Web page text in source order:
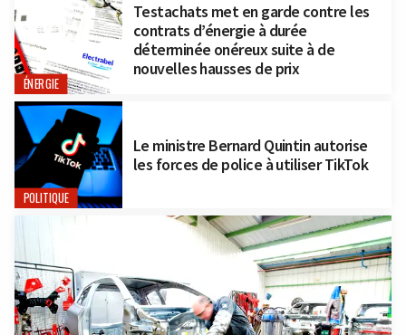
ÉNERGIE
Testachats met en garde contre les
contrats d’énergie à durée
déterminée onéreux suite à de
nouvelles hausses de prix
POLITIQUE
Le ministre Bernard Quintin autorise
les forces de police à utiliser TikTok